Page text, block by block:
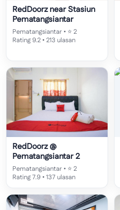
RedDoorz near Stasiun
Pematangsiantar
Pematangsiantar • ⭐ 2
Rating 9.2 • 213 ulasan
RedDoorz @
Pematangsiantar 2
Pematangsiantar • ⭐ 2
Rating 7.9 • 137 ulasan